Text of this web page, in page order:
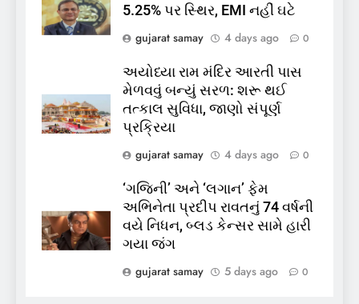
5.25% પર સ્થિર, EMI નહીં ઘટે
gujarat samay
4 days ago 0
અયોધ્યા રામ મંદિર આરતી પાસ
મેળવવું બન્યું સરળ: શરૂ થઈ
તત્કાલ સુવિધા, જાણો સંપૂર્ણ
પ્રક્રિયા
gujarat samay
4 days ago 0
‘ગજિની’ અને ‘લગાન’ ફેમ
અભિનેતા પ્રદીપ રાવતનું 74 વર્ષની
વયે નિધન, બ્લડ કેન્સર સામે હારી
ગયા જંગ
gujarat samay
5 days ago 0
પાસપોર્ટ વેરિફિકેશન માટે હવે
પોલીસ સ્ટેશનના ધક્કામાંથી
પ્રક્રિયા બની સરળ
GUJARAT TOP NEWS
7
રાજ્યસભામાં ‘જન્મ અને મૃત્યુ
પાસ, વિપક્ષનો ઉગ્ર હોબાળો
8
શું તમારું મધ કે ઘી ખરેખર શુદ્ધ
છે? FSSAIએ ડાબરના દાવાઓની
પોલ ખોલી, મૂક્યો પ્રતિબંધ
INDIA TOP NEWS